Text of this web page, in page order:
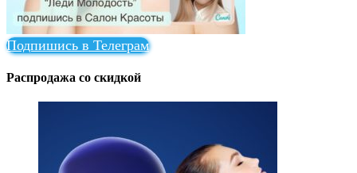
Подпишись в Телеграм
Распродажа со скидкой